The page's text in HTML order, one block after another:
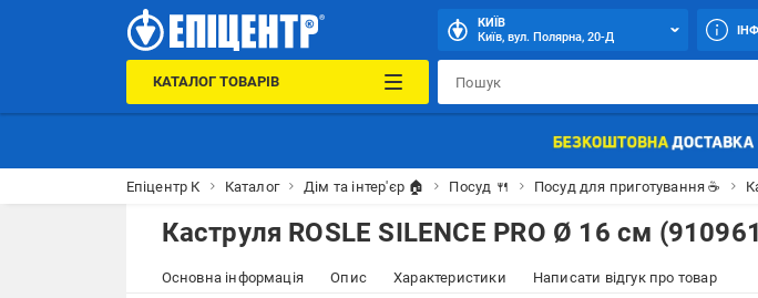
КИЇВ
Київ, вул. Полярна, 20-Д
КАТАЛОГ ТОВАРІВ
Епіцентр К Каталог Дім та інтер'єр 🏠 Посуд 🍴 Посуд для приготування ☕
Каструля ROSLE SILENCE PRO Ø 16 см
Основна інформація Опис Характеристики Написати відгук про товар